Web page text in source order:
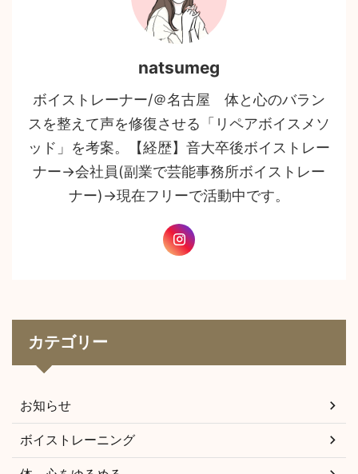
natsumeg
ボイストレーナー/＠名古屋 体と心のバラン
スを整えて声を修復させる「リペアボイスメソ
ッド」を考案。【経歴】音大卒後ボイストレー
ナー→会社員(副業で芸能事務所ボイストレー
ナー)→現在フリーで活動中です。
カテゴリー
お知らせ
ボイストレーニング